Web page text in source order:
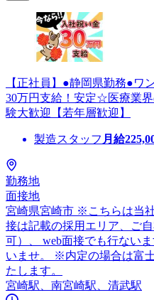
【正社員】●静岡県勤務●
30万円支給！安定☆医療業
験大歓迎【若年層歓迎】
製造スタッフ 月給
勤務地
面接地
宮崎県宮崎市 ※こちらは当
接は記載の採用エリア、ご
可）、 web面接でも行ない
いませ。 ※内定の場合は富
たします。
宮崎駅、南宮崎駅、清武駅